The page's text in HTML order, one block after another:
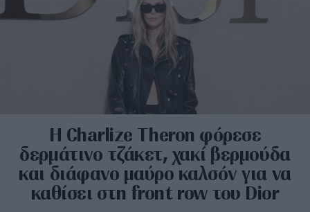
Η Charlize Theron φόρεσε
δερμάτινο τζάκετ, χακί βερμούδα
και διάφανο μαύρο καλσόν για να
καθίσει στη front row του Dior